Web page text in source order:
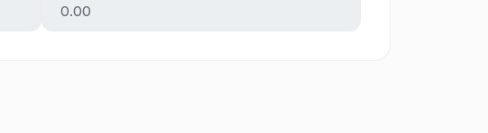
0.00